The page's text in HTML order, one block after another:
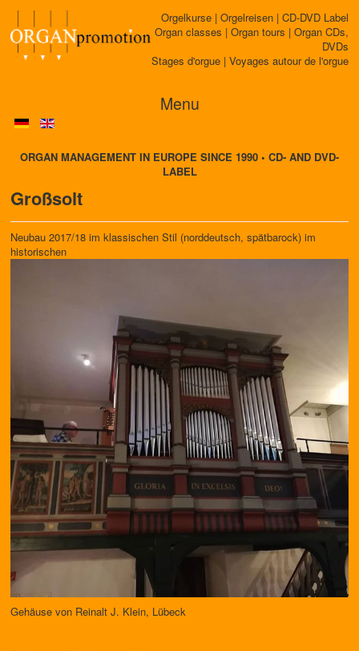
Orgelkurse | Orgelreisen | CD-DVD Label
Organ classes | Organ tours | Organ CDs,
DVDs
Stages d'orgue | Voyages autour de l'orgue
Menu
ORGAN MANAGEMENT IN EUROPE SINCE 1990 • CD- AND DVD-
LABEL
Großsolt
Neubau 2017/18 im klassischen Stil (norddeutsch, spätbarock) im
historischen
Gehäuse von Reinalt J. Klein, Lübeck